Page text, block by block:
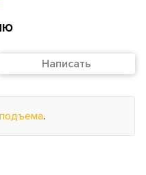
Написать
.